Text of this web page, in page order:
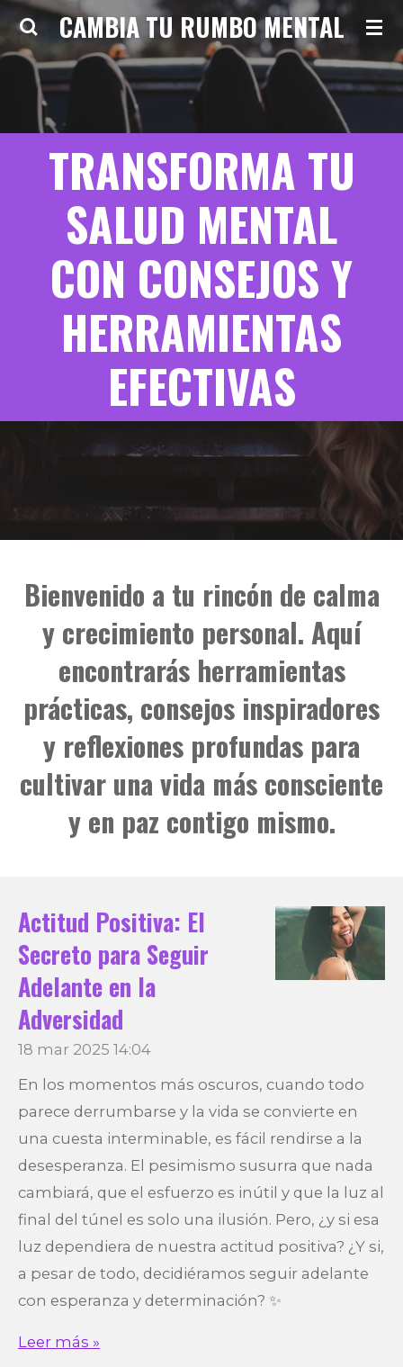
Ir
al
contenido
principal
CAMBIA TU RUMBO MENTAL
TRANSFORMA TU
SALUD MENTAL
CON CONSEJOS Y
HERRAMIENTAS
EFECTIVAS
Bienvenido a tu rincón de calma
y crecimiento personal. Aquí
encontrarás herramientas
prácticas, consejos inspiradores
y reflexiones profundas para
cultivar una vida más consciente
y en paz contigo mismo.
Actitud Positiva: El
Secreto para Seguir
Adelante en la
Adversidad
18 mar 2025 14:04
En los momentos más oscuros, cuando todo
parece derrumbarse y la vida se convierte en
una cuesta interminable, es fácil rendirse a la
desesperanza. El pesimismo susurra que nada
cambiará, que el esfuerzo es inútil y que la luz al
final del túnel es solo una ilusión. Pero, ¿y si esa
luz dependiera de nuestra actitud positiva? ¿Y si,
a pesar de todo, decidiéramos seguir adelante
con esperanza y determinación? ✨
Leer más »